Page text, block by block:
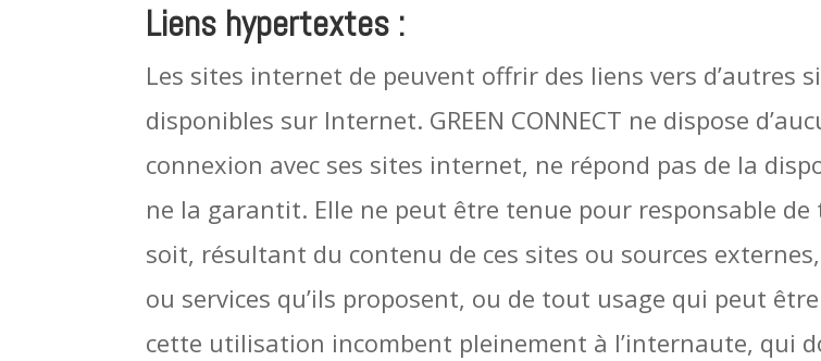
Liens hypertextes :
Les sites internet de peuvent offrir des liens vers d’autres
disponibles sur Internet. GREEN CONNECT ne dispose
connexion avec ses sites internet, ne répond pas de la
ne la garantit. Elle ne peut être tenue pour responsable
soit, résultant du contenu de ces sites ou sources
ou services qu’ils proposent, ou de tout usage qui peut
cette utilisation incombent pleinement à l’internaute, qui